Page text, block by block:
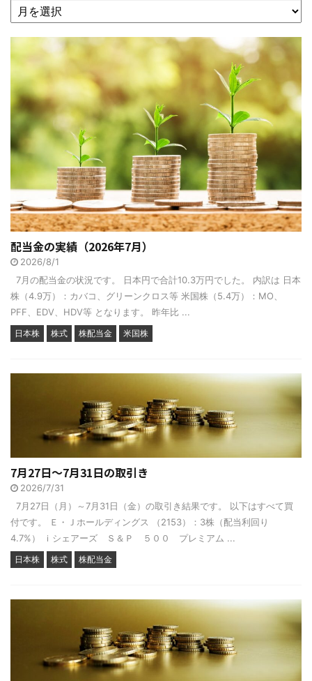
配当金の実績（2026年7月）
2026/8/1
7月の配当金の状況です。 日本円で合計10.3万円でした。 内訳は 日本
株（4.9万）：カバコ、グリーンクロス等 米国株（5.4万）：MO、
PFF、EDV、HDV等 となります。 昨年比 ...
日本株 株式 株配当金 米国株
7月27日～7月31日の取引き
2026/7/31
7月27日（月）～7月31日（金）の取引き結果です。 以下はすべて買
付です。 Ｅ・Ｊホールディングス （2153）：3株（配当利回り
4.7%） ｉシェアーズ Ｓ＆Ｐ ５００ プレミアム ...
日本株 株式 株配当金